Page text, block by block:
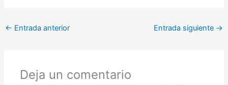
← Entrada anterior Entrada siguiente →
Deja un comentario